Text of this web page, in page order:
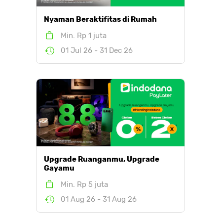
Nyaman Beraktifitas di Rumah
Min. Rp 1 juta
01 Jul 26 - 31 Dec 26
Upgrade Ruanganmu, Upgrade
Gayamu
Min. Rp 5 juta
01 Aug 26 - 31 Aug 26